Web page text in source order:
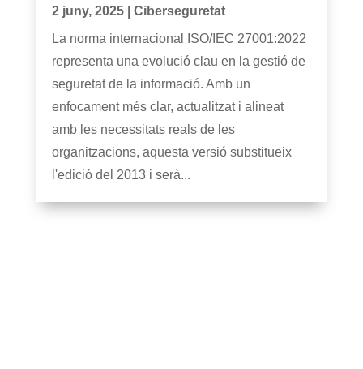
2 juny, 2025| Ciberseguretat
La norma internacional ISO/IEC 27001:2022
representa una evolució clau en la gestió de
seguretat de la informació. Amb un
enfocament més clar, actualitzat i alineat
amb les necessitats reals de les
organitzacions, aquesta versió substitueix
l'edició del 2013 i serà...